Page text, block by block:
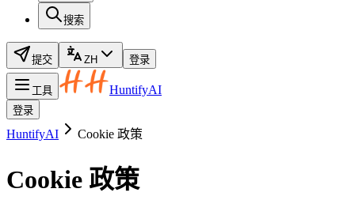
搜索
提交 ZH 登录
工具 HuntifyAI
登录
HuntifyAI Cookie 政策
Cookie 政策